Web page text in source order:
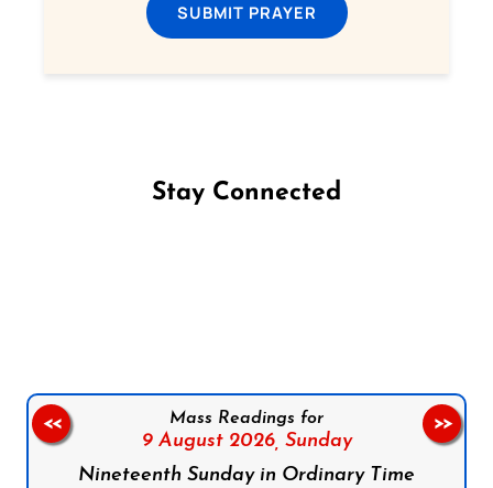
SUBMIT PRAYER
Stay Connected
Mass Readings for
9 August 2026, Sunday
Nineteenth Sunday in Ordinary Time
<< >>